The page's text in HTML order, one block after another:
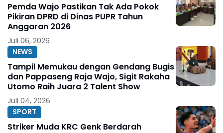
Pemda Wajo Pastikan Tak Ada Pokok
Pikiran DPRD di Dinas PUPR Tahun
Anggaran 2026
Juli 06, 2026
NEWS
Tampil Memukau dengan Gendang Bugis
dan Pappaseng Raja Wajo, Sigit Rakaha
Utomo Raih Juara 2 Talent Show
Juli 04, 2026
SPORT
Striker Muda KRC Genk Berdarah